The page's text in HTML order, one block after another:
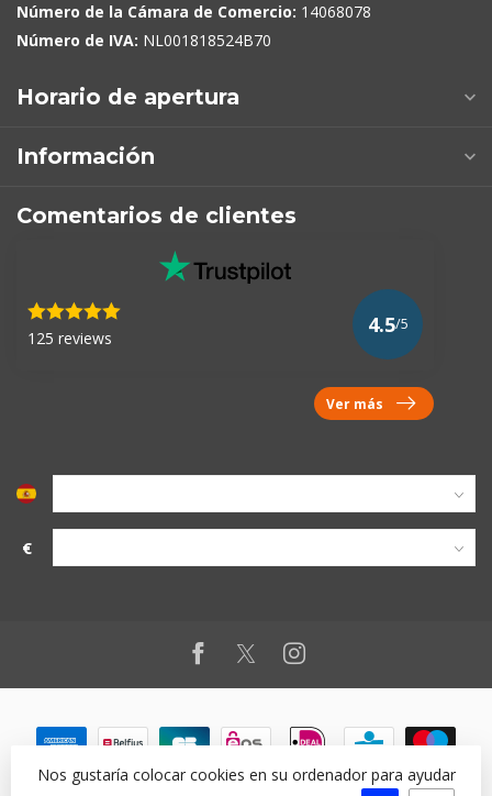
Número de la Cámara de Comercio: 14068078
Número de IVA: NL001818524B70
Horario de apertura
Información
Comentarios de clientes
125 reviews
4.5/5
Ver más
€
Nos gustaría colocar cookies en su ordenador para ayudar